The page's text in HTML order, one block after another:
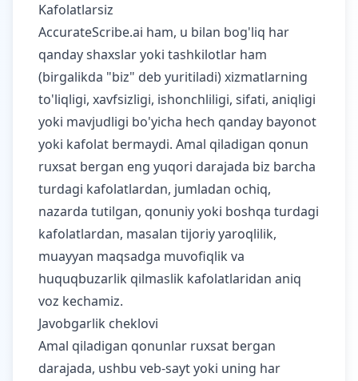
Kafolatlarsiz
AccurateScribe.ai ham, u bilan bog'liq har
qanday shaxslar yoki tashkilotlar ham
(birgalikda "biz" deb yuritiladi) xizmatlarning
to'liqligi, xavfsizligi, ishonchliligi, sifati, aniqligi
yoki mavjudligi bo'yicha hech qanday bayonot
yoki kafolat bermaydi. Amal qiladigan qonun
ruxsat bergan eng yuqori darajada biz barcha
turdagi kafolatlardan, jumladan ochiq,
nazarda tutilgan, qonuniy yoki boshqa turdagi
kafolatlardan, masalan tijoriy yaroqlilik,
muayyan maqsadga muvofiqlik va
huquqbuzarlik qilmaslik kafolatlaridan aniq
voz kechamiz.
Javobgarlik cheklovi
Amal qiladigan qonunlar ruxsat bergan
darajada, ushbu veb-sayt yoki uning har